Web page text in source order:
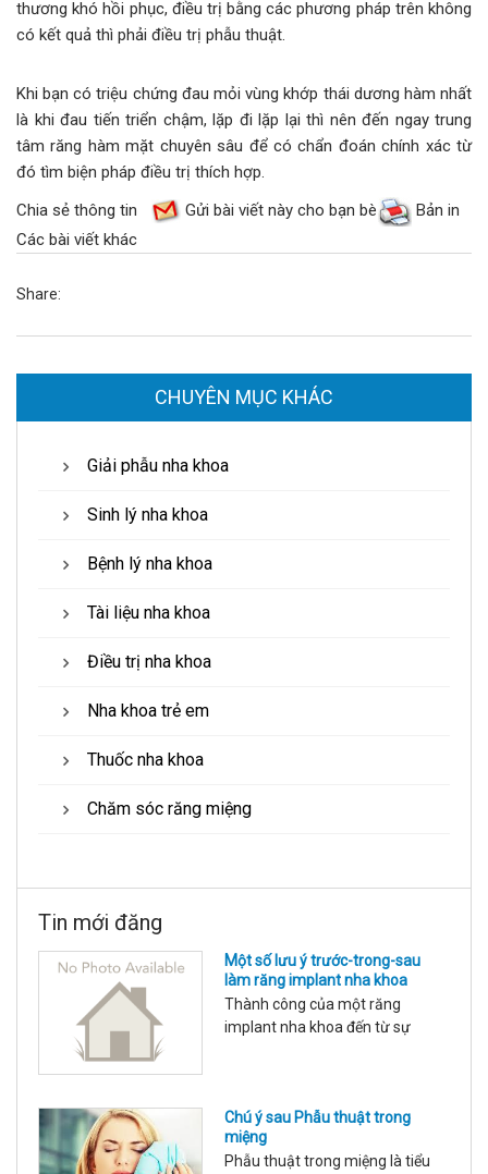
thương khó hồi phục, điều trị bằng các phương pháp trên không
có kết quả thì phải điều trị phẫu thuật.
Khi bạn có triệu chứng đau mỏi vùng khớp thái dương hàm nhất
là khi đau tiến triển chậm, lặp đi lặp lại thì nên đến ngay trung
tâm răng hàm mặt chuyên sâu để có chẩn đoán chính xác từ
đó tìm biện pháp điều trị thích hợp.
Chia sẻ thông tin
Gửi bài viết này cho bạn bè
Bản in
Các bài viết khác
Share:
CHUYÊN MỤC KHÁC
Giải phẫu nha khoa
Sinh lý nha khoa
Bệnh lý nha khoa
Tài liệu nha khoa
Điều trị nha khoa
Nha khoa trẻ em
Thuốc nha khoa
Chăm sóc răng miệng
Tin mới đăng
Một số lưu ý trước-trong-sau
làm răng implant nha khoa
Thành công của một răng
implant nha khoa đến từ sự
implant: Các điều kiện cần để tối
ưu: Cung cấp đầy đủ thông tin
tình trạng sức khỏe, tuân thủ
Chú ý sau Phẫu thuật trong
miệng
Phẫu thuật trong miệng là tiểu